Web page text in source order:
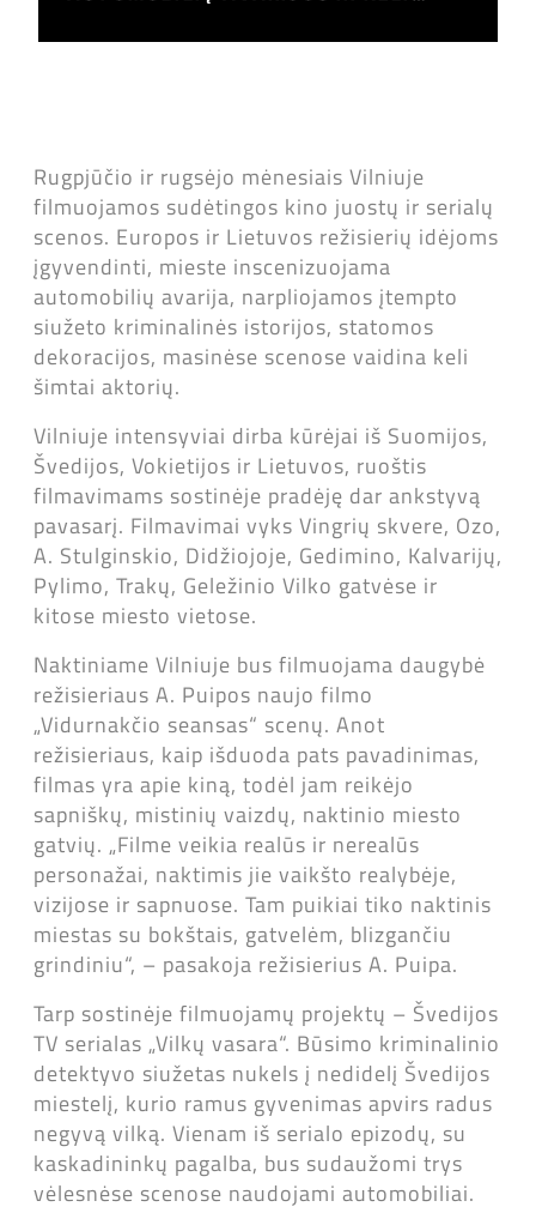
Rugpjūčio ir rugsėjo mėnesiais Vilniuje
filmuojamos sudėtingos kino juostų ir serialų
scenos. Europos ir Lietuvos režisierių idėjoms
įgyvendinti, mieste inscenizuojama
automobilių avarija, narpliojamos įtempto
siužeto kriminalinės istorijos, statomos
dekoracijos, masinėse scenose vaidina keli
šimtai aktorių.
Vilniuje intensyviai dirba kūrėjai iš Suomijos,
Švedijos, Vokietijos ir Lietuvos, ruoštis
filmavimams sostinėje pradėję dar ankstyvą
pavasarį. Filmavimai vyks Vingrių skvere, Ozo,
A. Stulginskio, Didžiojoje, Gedimino, Kalvarijų,
Pylimo, Trakų, Geležinio Vilko gatvėse ir
kitose miesto vietose.
Naktiniame Vilniuje bus filmuojama daugybė
režisieriaus A. Puipos naujo filmo
„Vidurnakčio seansas“ scenų. Anot
režisieriaus, kaip išduoda pats pavadinimas,
filmas yra apie kiną, todėl jam reikėjo
sapniškų, mistinių vaizdų, naktinio miesto
gatvių. „Filme veikia realūs ir nerealūs
personažai, naktimis jie vaikšto realybėje,
vizijose ir sapnuose. Tam puikiai tiko naktinis
miestas su bokštais, gatvelėm, blizgančiu
grindiniu“, – pasakoja režisierius A. Puipa.
Tarp sostinėje filmuojamų projektų – Švedijos
TV serialas „Vilkų vasara“. Būsimo kriminalinio
detektyvo siužetas nukels į nedidelį Švedijos
miestelį, kurio ramus gyvenimas apvirs radus
negyvą vilką. Vienam iš serialo epizodų, su
kaskadininkų pagalba, bus sudaužomi trys
vėlesnėse scenose naudojami automobiliai.